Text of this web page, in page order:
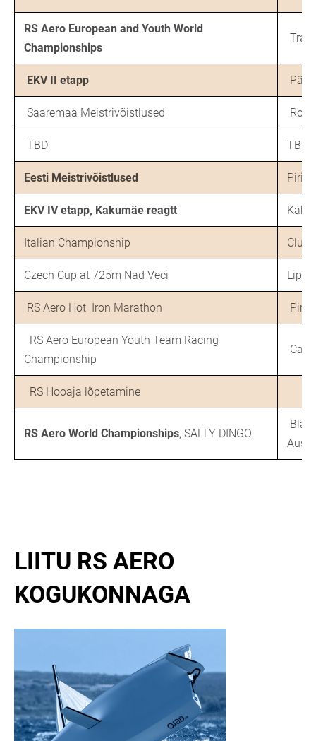
RS Aero European and Youth World
Championships
EKV II etapp
Saaremaa Meistrivõistlused
TBD TBD
Eesti Meistrivõistlused
EKV IV etapp, Kakumäe reagtt
Italian Championship Club
Czech Cup at 725m Nad Veci Lipno
RS Aero Hot Iron Marathon
RS Aero European Youth Team Racing
Championship
RS Hooaja lõpetamine
RS Aero World Championships, SALTY DINGO
LIITU RS AERO
KOGUKONNAGA